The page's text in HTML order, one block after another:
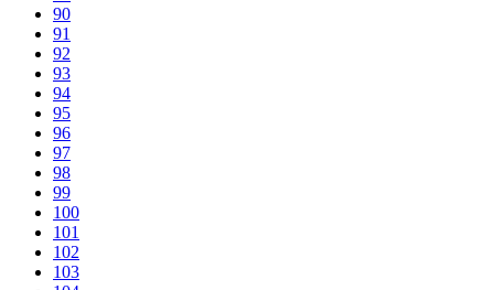
90
91
92
93
94
95
96
97
98
99
100
101
102
103